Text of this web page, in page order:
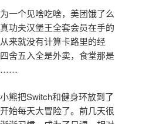
一个见啥吃啥，美团饿了么
功夫汉堡王全套会员在手的
来就没有计算卡路里的经
舍五入全是外卖，食堂那是
……
熊把Switch和健身环放到了
始每天大冒险了。前几天很